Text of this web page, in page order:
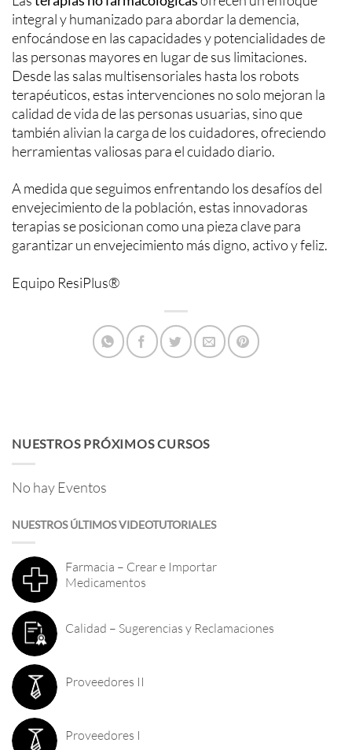
integral y humanizado para abordar la demencia,
enfocándose en las capacidades y potencialidades de
las personas mayores en lugar de sus limitaciones.
Desde las salas multisensoriales hasta los robots
terapéuticos, estas intervenciones no solo mejoran la
calidad de vida de las personas usuarias, sino que
también alivian la carga de los cuidadores, ofreciendo
herramientas valiosas para el cuidado diario.
A medida que seguimos enfrentando los desafíos del
envejecimiento de la población, estas innovadoras
terapias se posicionan como una pieza clave para
garantizar un envejecimiento más digno, activo y feliz.
Equipo ResiPlus®
NUESTROS PRÓXIMOS CURSOS
No hay Eventos
NUESTROS ÚLTIMOS VIDEOTUTORIALES
Farmacia – Crear e Importar
Medicamentos
Calidad – Sugerencias y Reclamaciones
Proveedores II
Proveedores I